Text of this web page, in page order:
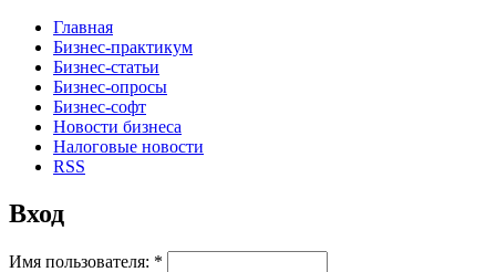
Главная
Бизнес-практикум
Бизнес-статьи
Бизнес-опросы
Бизнес-софт
Новости бизнеса
Налоговые новости
RSS
Вход
Имя пользователя: *